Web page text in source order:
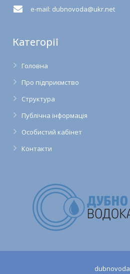
e-mail: dubnovoda@ukr.net
Категорії
Головна
Про підприємство
Структура
Публічна інформація
Особистий кабінет
Контакти
dubnovoda